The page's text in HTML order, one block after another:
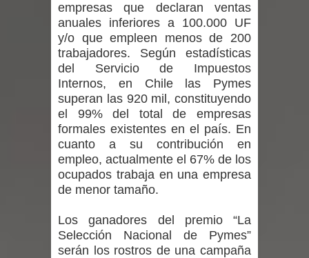
Alta positividad en influenza hace que
expertos reiteren llamado a
vacunarse
Mario Meza endurece críticas contra
ministra de Salud por dejar fuera a
Linares: “No dará la cara”
Seremi de Desarrollo Social y Familia
mantiene despliegue para apoyar a
niños y adolescentes durante la
empresas que declaran ventas
anuales inferiores a 100.000 UF
y/o que empleen menos de 200
trabajadores. Según estadísticas
del Servicio de Impuestos
Internos, en Chile las Pymes
superan las 920 mil, constituyendo
el 99% del total de empresas
formales existentes en el país. En
cuanto a su contribución en
empleo, actualmente el 67% de los
ocupados trabaja en una empresa
de menor tamaño.
Los ganadores del premio “La
Selección Nacional de Pymes”
serán los rostros de una campaña